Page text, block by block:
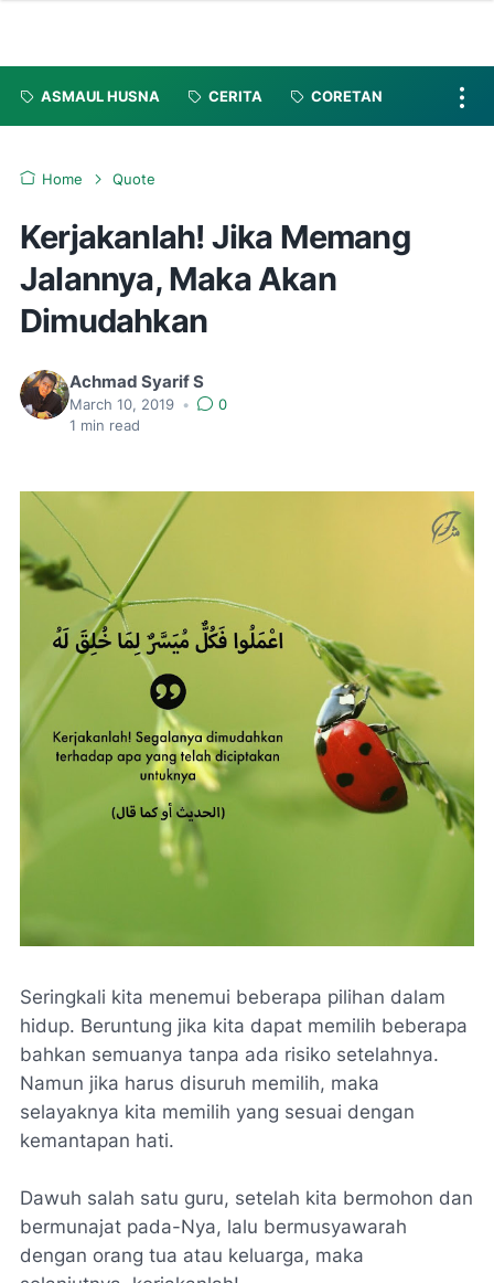
ASMAUL HUSNA CERITA CORETAN
Home Quote
Kerjakanlah! Jika Memang
Jalannya, Maka Akan
Dimudahkan
Achmad Syarif S
March 10, 2019 •
0
1 min read
Seringkali kita menemui beberapa pilihan dalam
hidup. Beruntung jika kita dapat memilih beberapa
bahkan semuanya tanpa ada risiko setelahnya.
Namun jika harus disuruh memilih, maka
selayaknya kita memilih yang sesuai dengan
kemantapan hati.
Dawuh salah satu guru, setelah kita bermohon dan
bermunajat pada-Nya, lalu bermusyawarah
dengan orang tua atau keluarga, maka